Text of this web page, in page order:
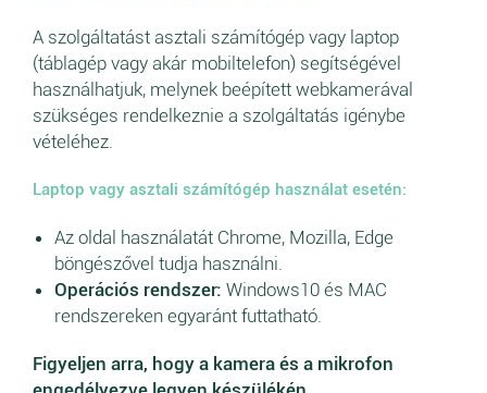
A szolgáltatást asztali számítógép vagy laptop
(táblagép vagy akár mobiltelefon) segítségével
használhatjuk, melynek beépített webkamerával
szükséges rendelkeznie a szolgáltatás igénybe
vételéhez.
Laptop vagy asztali számítógép használat esetén:
Az oldal használatát Chrome, Mozilla, Edge
böngészővel tudja használni.
Operációs rendszer: Windows10 és MAC
rendszereken egyaránt futtatható.
Figyeljen arra, hogy a kamera és a mikrofon